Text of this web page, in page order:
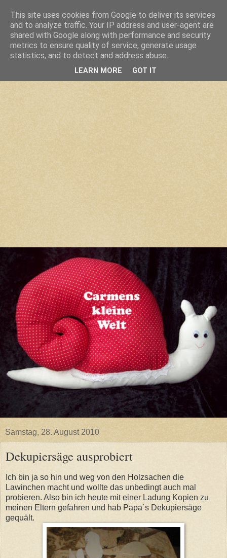
Samstag, 28. August 2010
Dekupiersäge ausprobiert
Ich bin ja so hin und weg von den Holzsachen die
Lawinchen macht und wollte das unbedingt auch mal
probieren. Also bin ich heute mit einer Ladung Kopien zu
meinen Eltern gefahren und hab Papa´s Dekupiersäge
gequält.
This site uses cookies from Google to deliver its services
and to analyze traffic. Your IP address and user-agent are
shared with Google along with performance and security
metrics to ensure quality of service, generate usage
statistics, and to detect and address abuse.
LEARN MORE GOT IT